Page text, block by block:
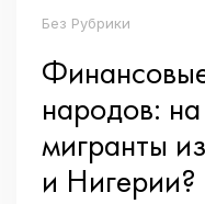
Без Рубрики
народов: на
мигранты
и Нигерии?